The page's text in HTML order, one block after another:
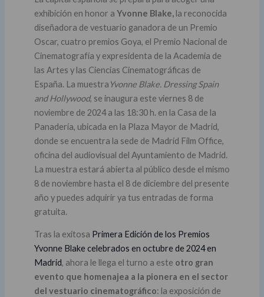
exhibición en honor a Yvonne Blake,la reconocida
diseñadora de vestuario ganadora de un Premio
Oscar, cuatro premios Goya, el Premio Nacional de
Cinematografía y expresidenta de la Academia de
las Artes y las Ciencias Cinematográficas de
España. La muestra Yvonne Blake. Dressing Spain
and Hollywood, se inaugura este viernes 8 de
noviembre de 2024 a las 18:30 h. en la Casa de la
Panadería, ubicada en la Plaza Mayor de Madrid,
donde se encuentra la sede de Madrid Film Office,
oficina del audiovisual del Ayuntamiento de Madrid.
La muestra estará abierta al público desde el mismo
8 de noviembre hasta el 8 de diciembre del presente
año y puedes adquirir ya tus entradas de forma
gratuita.
Tras la exitosa Primera Edición de los Premios
Yvonne Blake celebrados en octubre de 2024 en
Madrid, ahora le llega el turno a este otro gran
evento que homenajea a la pionera en el sector
del vestuario cinematográfico: la exposición de